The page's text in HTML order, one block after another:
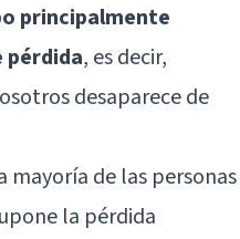
principalmente
pérdida, es decir,
desaparece de
mayoría de las personas
la pérdida